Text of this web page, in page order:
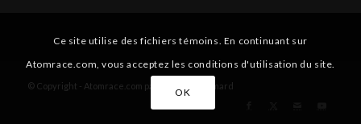
© Copyright - Atomrace.com par Guillaume Simard
Ce site utilise des fichiers témoins. En continuant sur
Atomrace.com, vous acceptez les conditions d'utilisation du site.
OK